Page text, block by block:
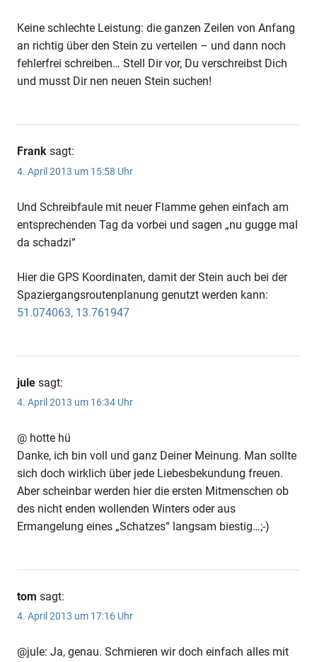
Keine schlechte Leistung: die ganzen Zeilen von Anfang
an richtig über den Stein zu verteilen – und dann noch
fehlerfrei schreiben… Stell Dir vor, Du verschreibst Dich
und musst Dir nen neuen Stein suchen!
Frank sagt:
4. April 2013 um 15:58 Uhr
Und Schreibfaule mit neuer Flamme gehen einfach am
entsprechenden Tag da vorbei und sagen „nu gugge mal
da schadzi“
Hier die GPS Koordinaten, damit der Stein auch bei der
Spaziergangsroutenplanung genutzt werden kann:
51.074063, 13.761947
jule sagt:
4. April 2013 um 16:34 Uhr
@ hotte hü
Danke, ich bin voll und ganz Deiner Meinung. Man sollte
sich doch wirklich über jede Liebesbekundung freuen.
Aber scheinbar werden hier die ersten Mitmenschen ob
des nicht enden wollenden Winters oder aus
Ermangelung eines „Schatzes“ langsam biestig…;-)
tom sagt:
4. April 2013 um 17:16 Uhr
@jule: Ja, genau. Schmieren wir doch einfach alles mit